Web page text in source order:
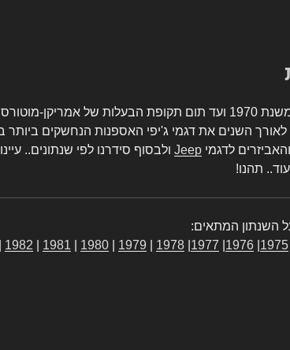
משנת 1970 ועד תום תקופת הבעלות של אמריקן-
לאורך השנים את דגמי ג'יפי האספנות הנחשקים
לדגמי Jeep ולבסוף סידרנו לפי שנתונים..
תהנו!
השנתון המתאים:
1975
1976
1977
1978
1979
1980
1981
1982